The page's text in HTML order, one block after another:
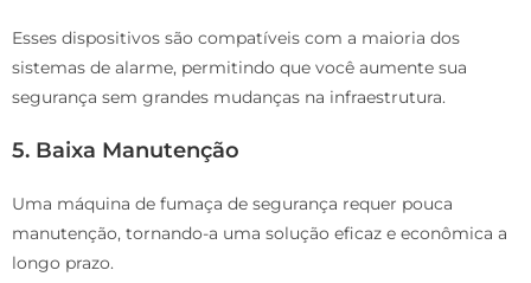
Esses dispositivos são compatíveis com a maioria dos
sistemas de alarme, permitindo que você aumente sua
segurança sem grandes mudanças na infraestrutura.
5. Baixa Manutenção
Uma máquina de fumaça de segurança requer pouca
manutenção, tornando-a uma solução eficaz e econômica a
longo prazo.